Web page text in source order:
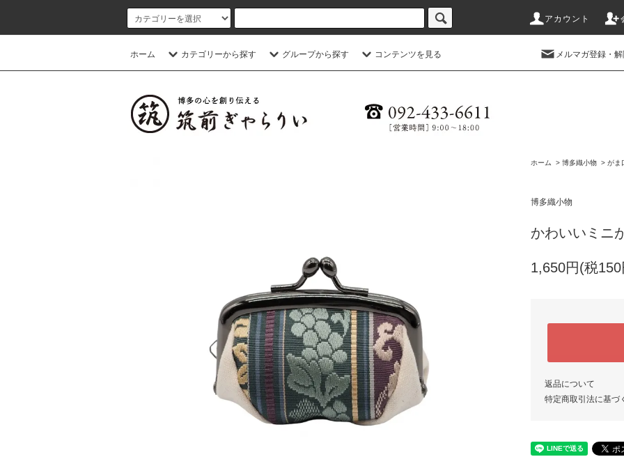
アカウント
ホーム カテゴリーから探す グループから探す コンテンツを見る メルマガ登録・
ホーム > 博多織小物 > がま
博多織小物
かわいいミニ
1,650円(税
返品について
特定商取引法に基づ